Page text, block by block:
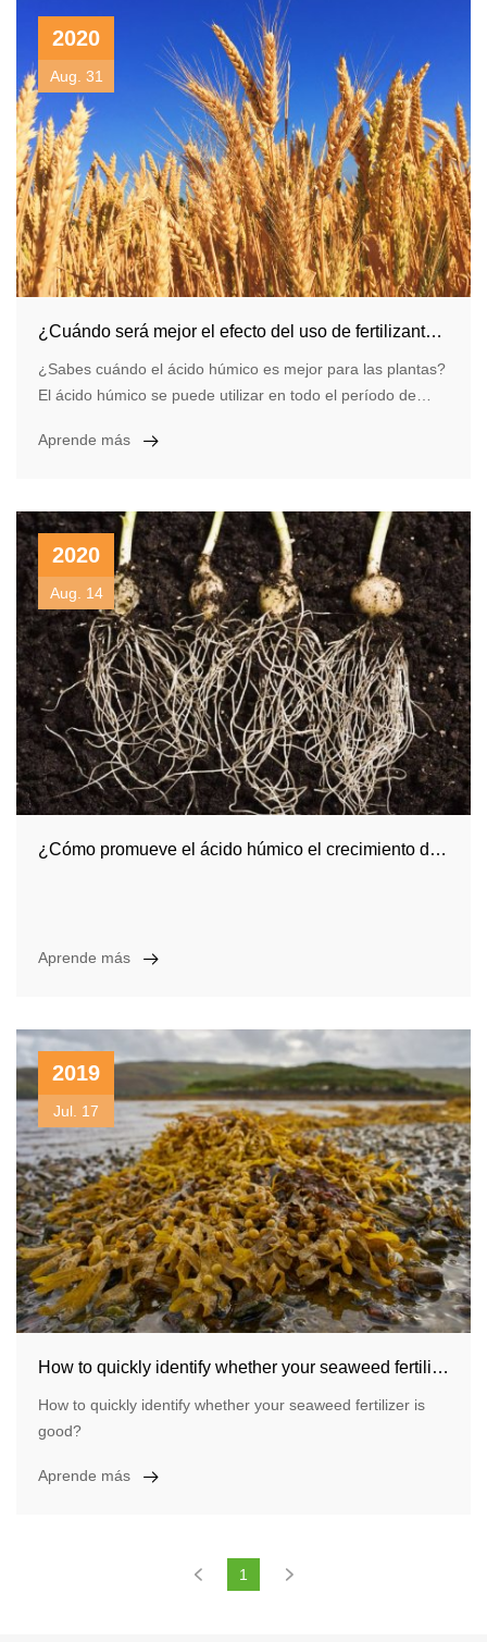
2020
Aug. 31
¿Cuándo será mejor el efecto del uso de fertilizantes con ácido húmico?
¿Sabes cuándo el ácido húmico es mejor para las plantas?
El ácido húmico se puede utilizar en todo el período de
de las raíces, mejorar la resistencia de los cultivos,
será más obvio.
Aprende más
2020
Aug. 14
¿Cómo promueve el ácido húmico el crecimiento de las raíces de los cultivos? ¿Como funciona?
Aprende más
2019
Jul. 17
How to quickly identify whether your seaweed fertilizer is good?
How to quickly identify whether your seaweed fertilizer is
good?
Aprende más
1